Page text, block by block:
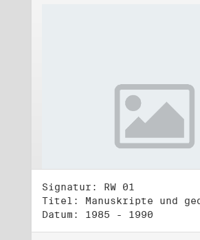
Signatur: RW 01
Datum: 1985 - 1990